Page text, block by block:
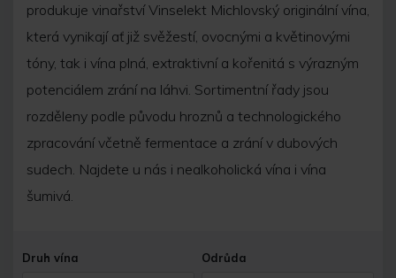
produkuje vinařství Vinselekt Michlovský originální vína,
která vynikají ať již svěžestí, ovocnými a květinovými
tóny, tak i vína plná, extraktivní a kořenitá s výrazným
potenciálem zrání na láhvi. Sortimentní řady jsou
rozděleny podle původu hroznů a technologického
zpracování včetně fermentace a zrání v dubových
sudech. Najdete u nás i nealkoholická vína i vína
šumivá.
Druh vína Odrůda